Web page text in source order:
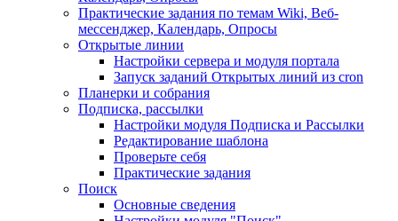
Практические задания по темам Wiki, Веб-
мессенджер, Календарь, Опросы
Открытые линии
Настройки сервера и модуля портала
Запуск заданий Открытых линий из cron
Планерки и собрания
Подписка, рассылки
Настройки модуля Подписка и Рассылки
Редактирование шаблона
Проверьте себя
Практические задания
Поиск
Основные сведения